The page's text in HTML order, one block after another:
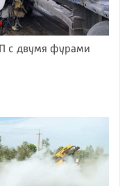
с двумя фурами